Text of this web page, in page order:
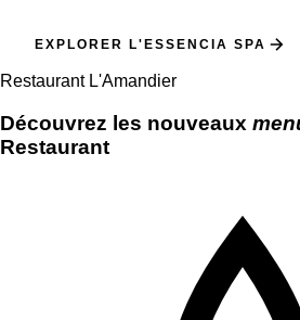
EXPLORER L'ESSENCIA SPA
Restaurant L'Amandier
Découvrez les nouveaux
Restaurant